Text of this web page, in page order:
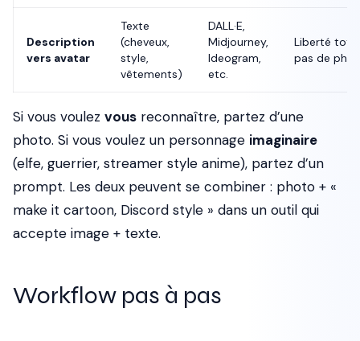
Description
vers avatar
Texte
(cheveux,
style,
vêtements)
DALL·E,
Midjourney,
Ideogram,
etc.
Liberté
pas de
Si vous voulez vous reconnaître, partez d’une
photo. Si vous voulez un personnage imaginaire
(elfe, guerrier, streamer style anime), partez d’un
prompt. Les deux peuvent se combiner : photo + «
make it cartoon, Discord style » dans un outil qui
accepte image + texte.
Workflow pas à pas